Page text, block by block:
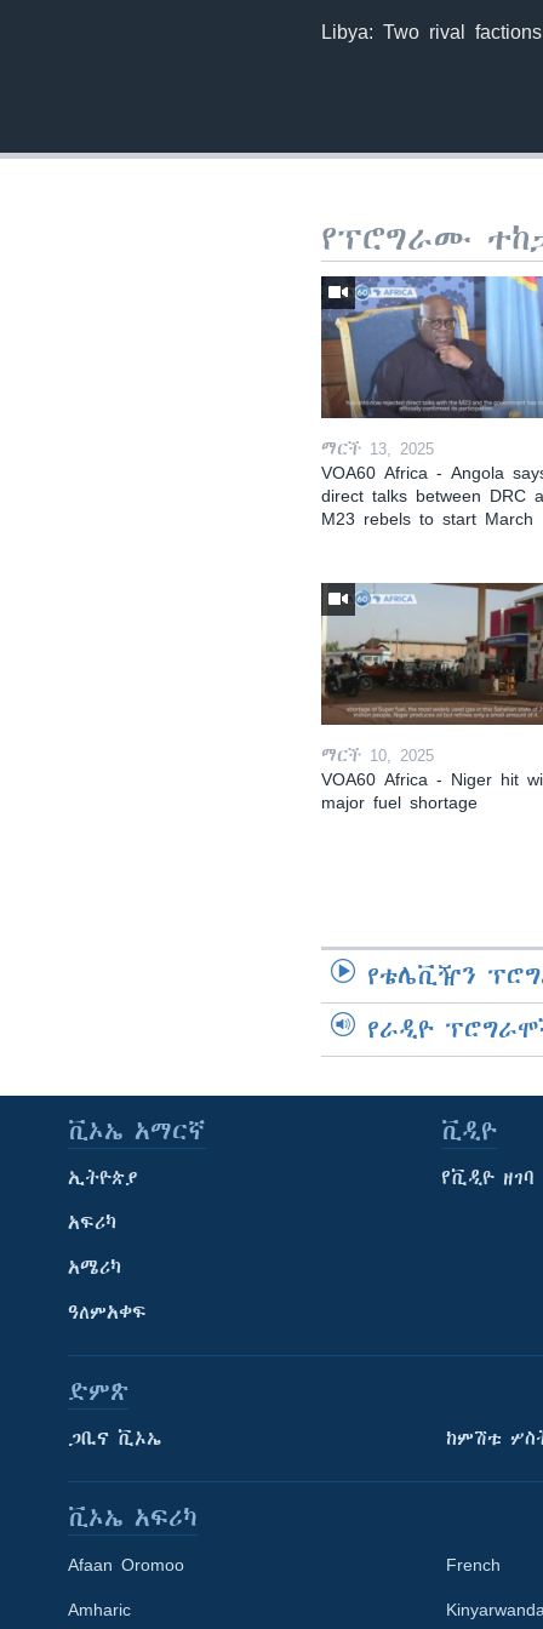
Libya: Two rival
የፕሮግራሙ
ማርች 13, 2025
VOA60 Africa - Angola
direct talks between DRC
M23 rebels to start March
ማርች 10, 2025
VOA60 Africa - Niger hit
major fuel shortage
የቴሌቪዥን
የራዲዮ
ቪኦኤ አማርኛ
ኢትዮጵያ
አፍሪካ
አሜሪካ
ዓለምአቀፍ
ቪዲዮ
የቪዲዮ ዘገባ
ድምጽ
ጋቢና ቪኦኤ ከምሽቱ
ቪኦኤ አፍሪካ
Afaan Oromoo
Amharic
French